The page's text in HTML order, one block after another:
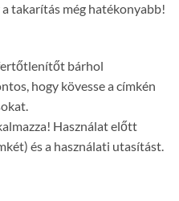
takarítás még hatékonyabb!
bárhol
hogy kövesse a címkén
Használat előtt
és a használati utasítást.